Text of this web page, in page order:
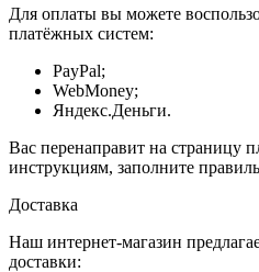
Для оплаты вы можете
платёжных систем:
PayPal;
WebMoney;
Яндекс.Деньги.
Вас перенаправит на страницу
инструкциям, заполните
Доставка
Наш интернет-магазин
доставки: